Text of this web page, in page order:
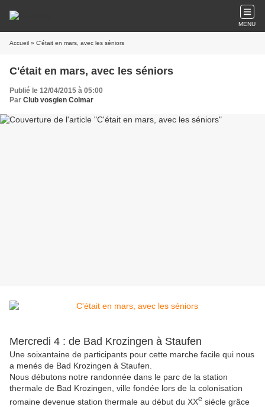
MENU
Accueil » C'était en mars, avec les séniors
C'était en mars, avec les séniors
Publié le 12/04/2015 à 05:00
Par Club vosgien Colmar
Mercredi 4 : de Bad Krozingen à Staufen
Une soixantaine de participants pour cette marche facile qui nous
a menés de Bad Krozingen à Staufen.
Nous débutons notre randonnée dans le parc de la station
thermale de Bad Krozingen, ville fondée lors de la colonisation
romaine devenue station thermale au début du XXe siècle grâce